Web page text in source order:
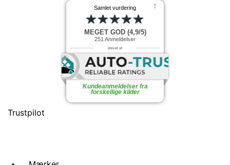
Samlet vurdering ⠇
MEGET GOD (4,9/5)
251 Anmeldelser
drevet af
Kundeanmeldelser fra
forskellige kilder
Trustpilot